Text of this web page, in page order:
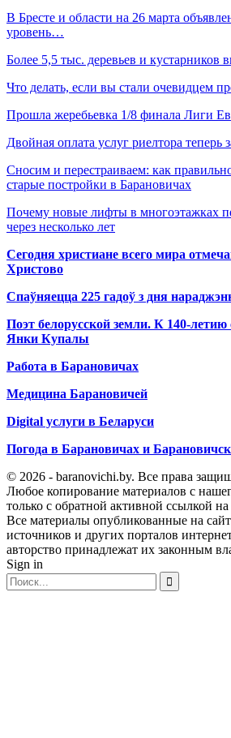
В Бресте и области на 26 марта
уровень…
Более 5,5 тыс. деревьев и кустарников
Что делать, если вы стали очевидцем
Прошла жеребьевка 1/8 финала Лиги
Двойная оплата услуг риелтора теперь
Сносим и перестраиваем: как
старые постройки в Барановичах
Почему новые лифты в многоэтажках
через несколько лет
Сегодня христиане всего мира
Христово
Спаўняецца 225 гадоў з дня
Поэт белорусской земли. К 140-
Янки Купалы
Работа в Барановичах
Медицина Барановичей
Digital услуги в Беларуси
Погода в Барановичах и
© 2026 - baranovichi.by. Все права
Любое копирование материалов с
только с обратной активной ссылкой на
Все материалы опубликованные на
источников и других порталов
авторство принадлежат их законным
Sign in